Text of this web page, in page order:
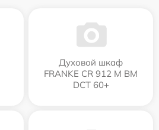
Духовой шкаф
FRANKE CR 912 M BM
DCT 60+